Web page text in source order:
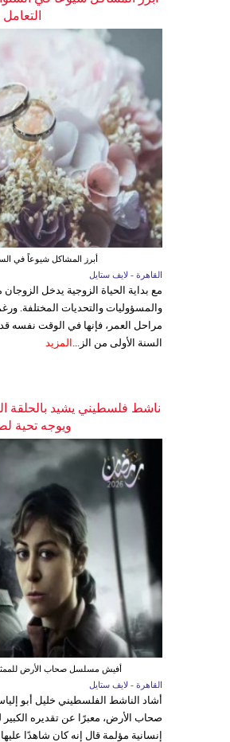
أبرز المشاكل شيوعاً في
القاهرة - لايف ستايل
مع بداية الحياة الزوجية يدخل
والمسؤوليات والتحديات المختلفة.
مراحل العمر، فإنها في الوقت نفسه
السنة الأولى من الز... المزيد
ناشط فلسطيني يشيد
ويوجه تحية
أفيش مسلسل صحاب الأرض للممثل
القاهرة - لايف ستايل
أشاد الناشط الفلسطيني خليل أبو
صحاب الأرض، معبرًا عن تقديره الكبير
إنسانية مؤلمة قال إنه كان شاهدًا عليها